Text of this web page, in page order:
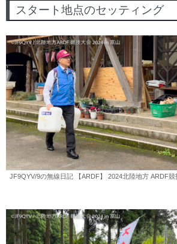
スタート地点のセッティング
JF9QYV/9の無線日記 【ARDF】 2024北陸地方 ARDF競